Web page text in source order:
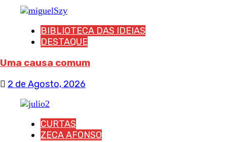
BIBLIOTECA DAS IDEIAS
DESTAQUE
Uma causa comum
2 de Agosto, 2026
CURTAS
ZECA AFONSO